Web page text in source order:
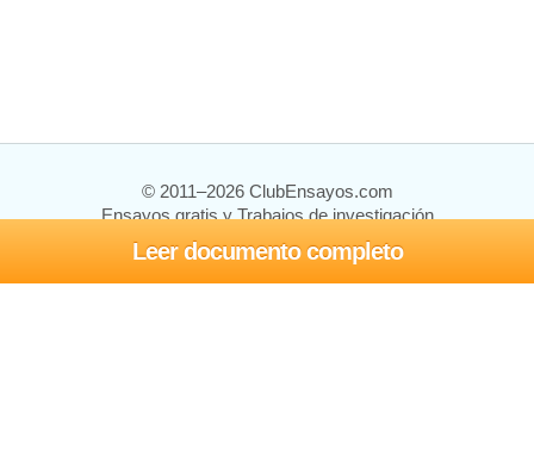
Leer documento completo
© 2011–2026 ClubEnsayos.com
Ensayos gratis y Trabajos de investigación